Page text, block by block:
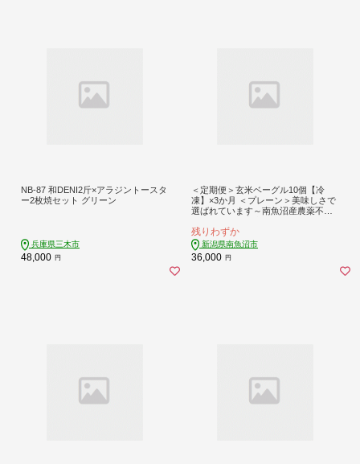
NB-87 和DENI2斤×アラジントースタ
ー2枚焼セット グリーン
兵庫県三木市
48,000 円
＜定期便＞玄米ベーグル10個【冷
凍】×3か月 ＜プレーン＞美味しさで
選ばれています～南魚沼産農薬不使
加・個包装冷凍で１年保存可・栄養
豊富_BR【定期便 玄米 ベーグル もち
もち もっちり】
残りわずか
新潟県南魚沼市
36,000 円